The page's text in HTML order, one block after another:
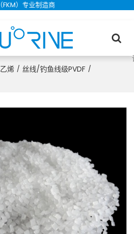
）专业制造商
烯 / 丝线/钓鱼线级PVDF /